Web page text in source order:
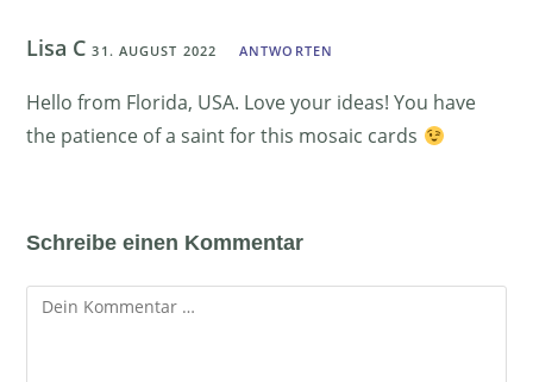
Lisa C31. AUGUST 2022 ANTWORTEN
Hello from Florida, USA. Love your ideas! You have
the patience of a saint for this mosaic cards
Schreibe einen Kommentar